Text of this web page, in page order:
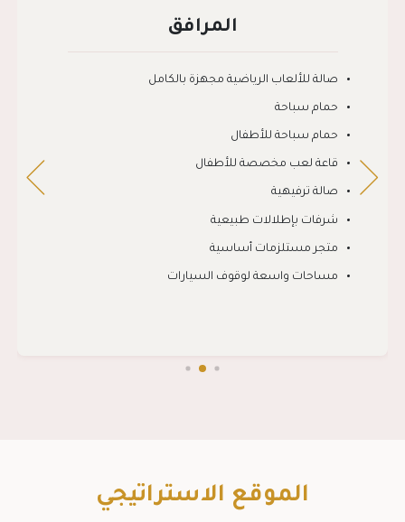
المرافق
صالة للألعاب الرياضية مجهزة بالكامل
حمام سباحة
حمام سباحة للأطفال
قاعة لعب مخصصة للأطفال
صالة ترفيهية
شرفات بإطلالات طبيعية
متجر مستلزمات أساسية
مساحات واسعة لوقوف السيارات
الموقع الاستراتيجي